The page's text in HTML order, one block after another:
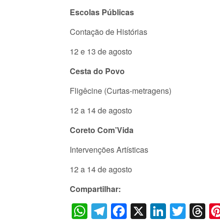
Escolas Públicas
Contação de Histórias
12 e 13 de agosto
Cesta do Povo
Fligêcine (Curtas-metragens)
12 a 14 de agosto
Coreto Com’Vida
Intervenções Artísticas
12 a 14 de agosto
Compartilhar:
WhatsApp
Telegram
Facebook
X